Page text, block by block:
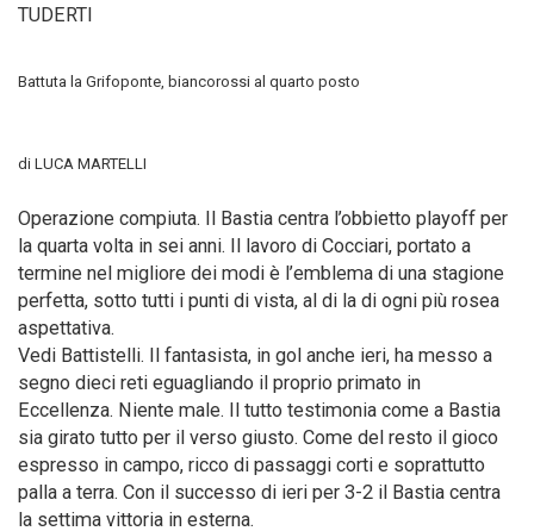
TUDERTI
Battuta la Grifoponte, biancorossi al quarto posto
di LUCA MARTELLI
Operazione compiuta. Il Bastia centra l’obbietto playoff per
la quarta volta in sei anni. Il lavoro di Cocciari, portato a
termine nel migliore dei modi è l’emblema di una stagione
perfetta, sotto tutti i punti di vista, al di la di ogni più rosea
aspettativa.
Vedi Battistelli. Il fantasista, in gol anche ieri, ha messo a
segno dieci reti eguagliando il proprio primato in
Eccellenza. Niente male. Il tutto testimonia come a Bastia
sia girato tutto per il verso giusto. Come del resto il gioco
espresso in campo, ricco di passaggi corti e soprattutto
palla a terra. Con il successo di ieri per 3-2 il Bastia centra
la settima vittoria in esterna.